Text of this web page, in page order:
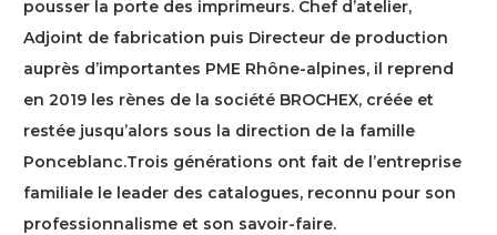
pousser la porte des imprimeurs. Chef d’atelier,
Adjoint de fabrication puis Directeur de production
auprès d’importantes PME Rhône-alpines, il reprend
en 2019 les rènes de la société BROCHEX, créée et
restée jusqu’alors sous la direction de la famille
Ponceblanc.Trois générations ont fait de l’entreprise
familiale le leader des catalogues, reconnu pour son
professionnalisme et son savoir-faire.